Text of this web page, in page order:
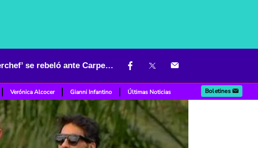
“No siempre hay que hacer caso”: participante de ‘Masterchef’ se rebeló ante Carpentier
Verónica Alcocer Gianni Infantino Últimas Noticias Boletines